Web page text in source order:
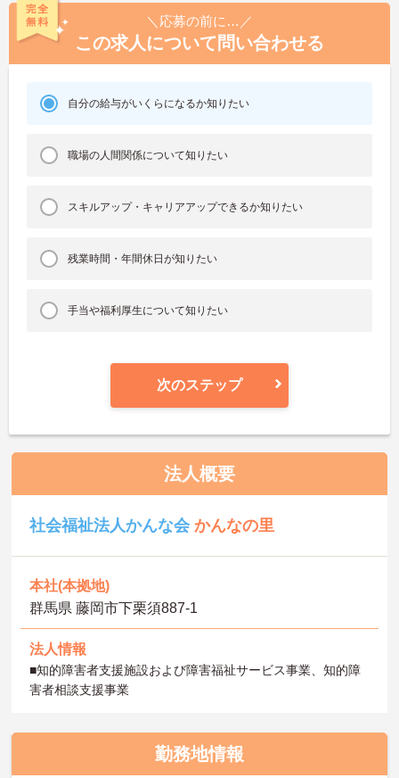
＼応募の前に…／
この求人について問い合わせる
自分の給与がいくらになるか知りたい
職場の人間関係について知りたい
スキルアップ・キャリアアップできるか知りたい
残業時間・年間休日が知りたい
手当や福利厚生について知りたい
次のステップ
法人概要
社会福祉法人かんな会かんなの里
本社(本拠地)
群馬県 藤岡市下栗須887-1
法人情報
■知的障害者支援施設および障害福祉サービス事業、知的障
害者相談支援事業
勤務地情報